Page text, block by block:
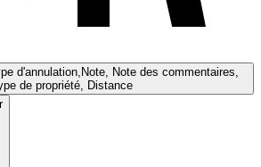
d'annulation,Note, Note des commentaires,
de propriété, Distance